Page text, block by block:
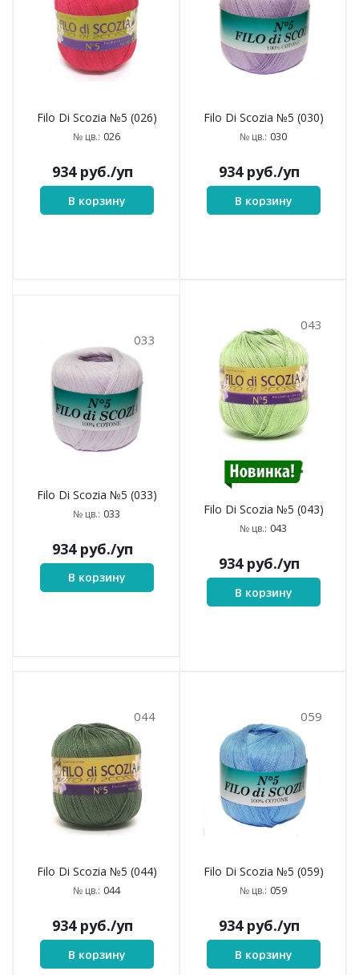
Filo Di Scozia №5 (026)
№ цв.: 026
934руб./уп
В корзину
Filo Di Scozia №5 (030)
№ цв.: 030
934руб./уп
В корзину
033
Filo Di Scozia №5 (033)
№ цв.: 033
934руб./уп
В корзину
043
Filo Di Scozia №5 (043)
№ цв.: 043
934руб./уп
В корзину
044
Filo Di Scozia №5 (044)
№ цв.: 044
934руб./уп
В корзину
059
Filo Di Scozia №5 (059)
№ цв.: 059
934руб./уп
В корзину